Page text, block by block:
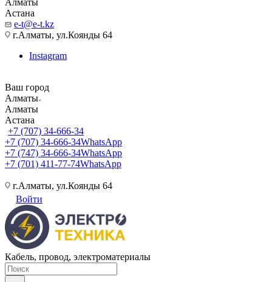
Алматы
Астана
e-t@e-t.kz
г.Алматы, ул.Коянды 64
Instagram
Ваш город
Алматы
Алматы
Астана
+7 (707) 34-666-34
+7 (707) 34-666-34WhatsApp
+7 (747) 34-666-34WhatsApp
+7 (701) 411-77-74WhatsApp
г.Алматы, ул.Коянды 64
Войти
Кабель, провод, электроматериалы